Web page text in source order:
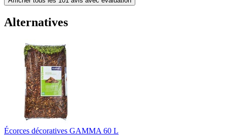
Alternatives
Écorces décoratives GAMMA 60 L